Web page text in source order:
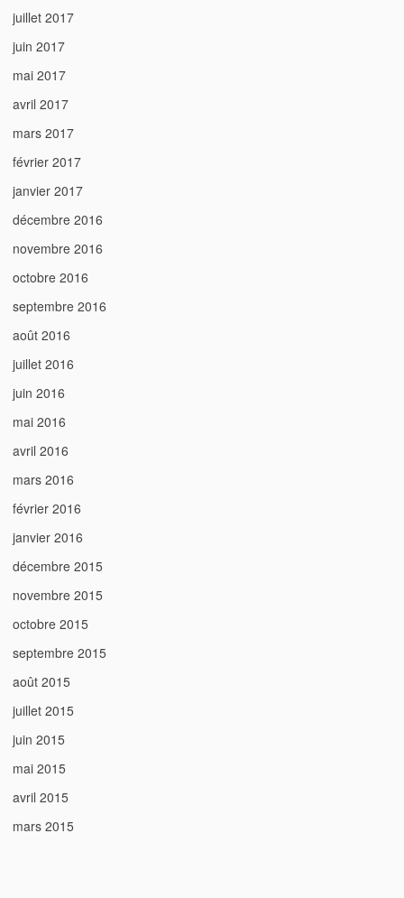
juillet 2017
juin 2017
mai 2017
avril 2017
mars 2017
février 2017
janvier 2017
décembre 2016
novembre 2016
octobre 2016
septembre 2016
août 2016
juillet 2016
juin 2016
mai 2016
avril 2016
mars 2016
février 2016
janvier 2016
décembre 2015
novembre 2015
octobre 2015
septembre 2015
août 2015
juillet 2015
juin 2015
mai 2015
avril 2015
mars 2015